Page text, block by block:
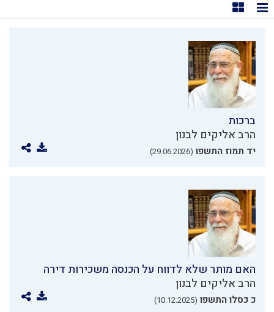
תצוגת רשימה
תצוגת קוביות
ברכות
הרב אליקים לבנון
יד תמוז התשפו (29.06.2026)
האם מותר שלא לדווח על הכנסה משכירות דירה
הרב אליקים לבנון
כ כסלו התשפו (10.12.2025)